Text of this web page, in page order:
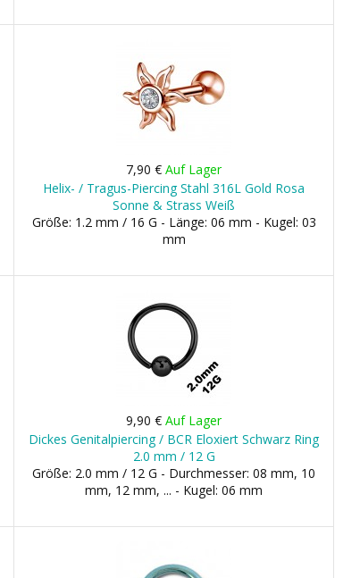
7,90 €Auf Lager
Helix- / Tragus-Piercing Stahl 316L Gold Rosa
Sonne & Strass Weiß
Größe: 1.2 mm / 16 G - Länge: 06 mm - Kugel: 03
mm
9,90 €Auf Lager
Dickes Genitalpiercing / BCR Eloxiert Schwarz Ring
2.0 mm / 12 G
Größe: 2.0 mm / 12 G - Durchmesser: 08 mm, 10
mm, 12 mm, ... - Kugel: 06 mm